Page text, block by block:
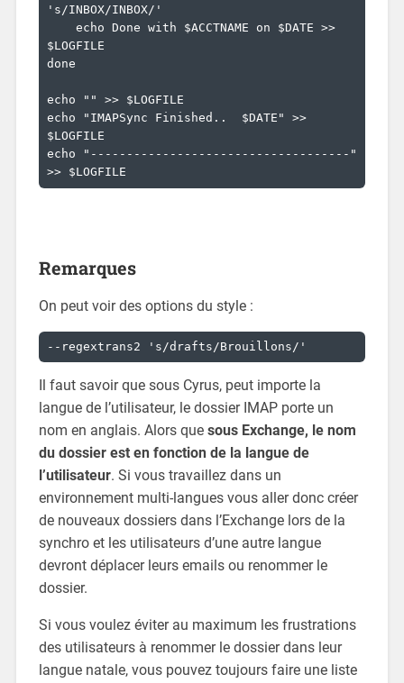
's/INBOX/INBOX/'
$LOGFILE
done
echo "" >> $LOGFILE
echo "IMAPSync Finished..  $DATE" >>
$LOGFILE
echo "------------------------------------"
>> $LOGFILE
Remarques
On peut voir des options du style :
--regextrans2 's/drafts/Brouillons/'
Il faut savoir que sous Cyrus, peut importe la
langue de l’utilisateur, le dossier IMAP porte un
nom en anglais. Alors que sous Exchange, le nom
du dossier est en fonction de la langue de
l’utilisateur. Si vous travaillez dans un
environnement multi-langues vous aller donc créer
de nouveaux dossiers dans l’Exchange lors de la
synchro et les utilisateurs d’une autre langue
devront déplacer leurs emails ou renommer le
dossier.
Si vous voulez éviter au maximum les frustrations
des utilisateurs à renommer le dossier dans leur
langue natale, vous pouvez toujours faire une liste